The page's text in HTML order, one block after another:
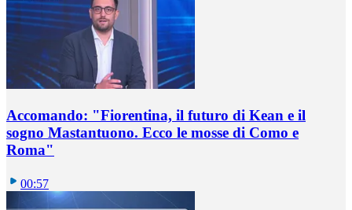
Accomando: "Fiorentina, il futuro di Kean e il
sogno Mastantuono. Ecco le mosse di Como e
Roma"
00:57